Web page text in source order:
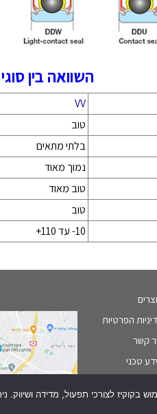
השוואה בין
VV
טוב
בלתי מתאים
נמוך מאוד
טוב מאוד
טוב
10- עד 110+
הפרטיות
קשר
טכני
בקוקיז לצורכי תפעול, מדידה ושיווק.